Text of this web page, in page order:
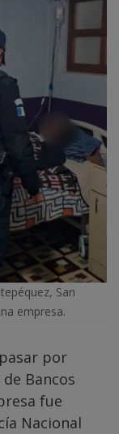
San
empresa.
por
Bancos
fue
Nacional